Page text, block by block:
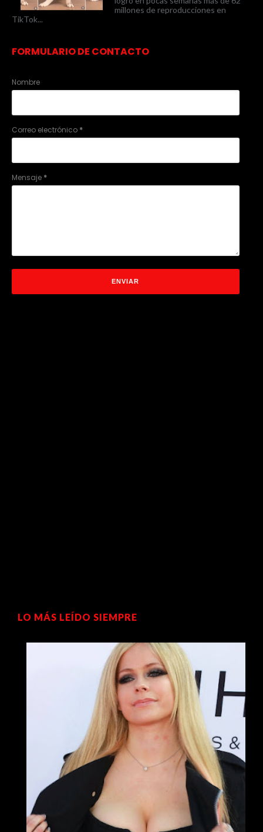
millones de reproducciones en
TikTok...
FORMULARIO DE CONTACTO
Nombre
Correo electrónico *
Mensaje *
LO MÁS LEÍDO SIEMPRE